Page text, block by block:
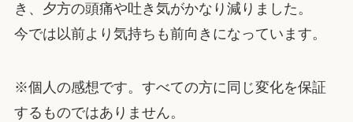
き、夕方の頭痛や吐き気がかなり減りました。
今では以前より気持ちも前向きになっています。
※個人の感想です。すべての方に同じ変化を保証
するものではありません。